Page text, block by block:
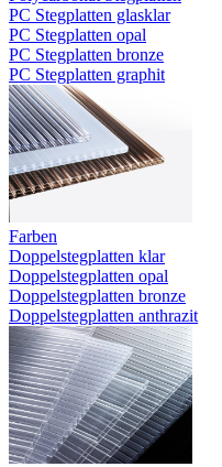
PC Stegplatten glasklar
PC Stegplatten opal
PC Stegplatten bronze
PC Stegplatten graphit
Farben
Doppelstegplatten klar
Doppelstegplatten opal
Doppelstegplatten bronze
Doppelstegplatten anthrazit